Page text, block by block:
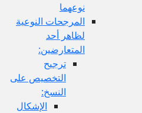
المرجحات النوعية
لظاهر أحد
المتعارضين:
ترجيح
التخصيص على
الإشكال